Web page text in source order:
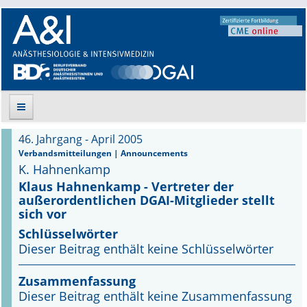
Suche
Aktuelle Ausgabe
Leitlinien
Archiv
Supplements
Supplements OrphanAnesthesia
46. Jahrgang - April 2005
Verbandsmitteilungen | Announcements
K. Hahnenkamp
Klaus Hahnenkamp - Vertreter der
außerordentlichen DGAI-Mitglieder stellt
sich vor
Schlüsselwörter
Dieser Beitrag enthält keine Schlüsselwörter
Zusammenfassung
Dieser Beitrag enthält keine Zusammenfassung